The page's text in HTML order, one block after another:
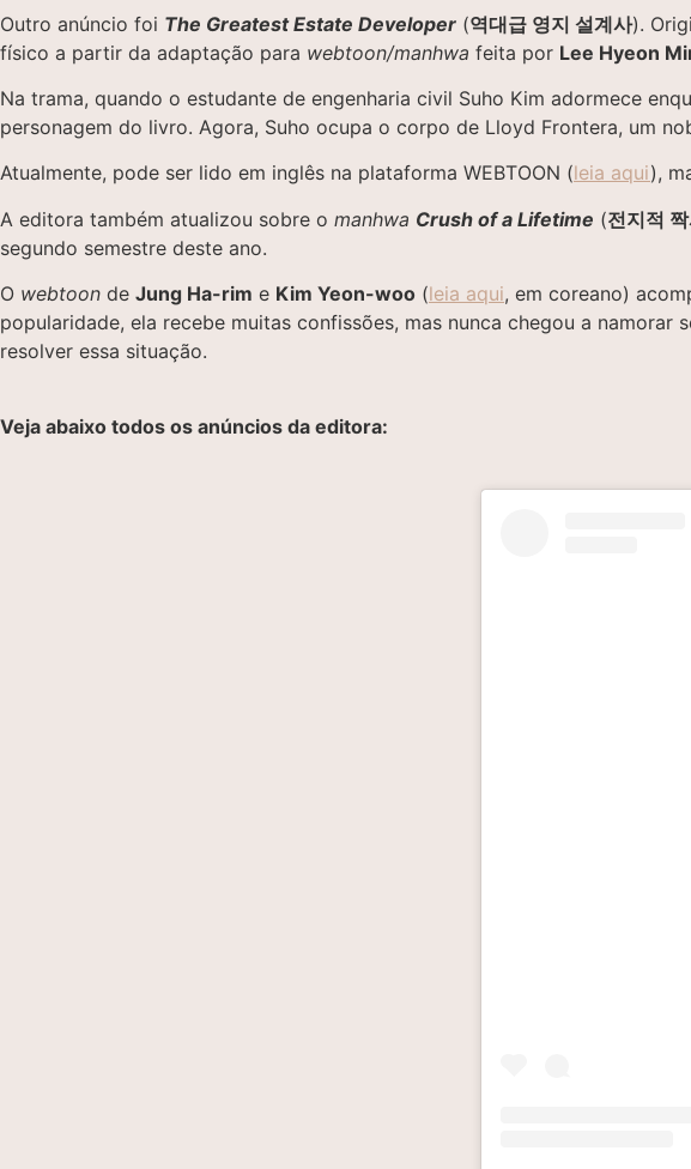
Outro anúncio foi The Greatest Estate Developer (역대급 영지 설계사).
físico a partir da adaptação para webtoon/manhwa feita por Lee Hyeon
Na trama, quando o estudante de engenharia civil Suho Kim adormece
personagem do livro. Agora, Suho ocupa o corpo de Lloyd Frontera, um
Atualmente, pode ser lido em inglês na plataforma WEBTOON (leia aqui),
A editora também atualizou sobre o manhwa Crush of a Lifetime (전지적
segundo semestre deste ano.
O webtoon de Jung Ha-rim e Kim Yeon-woo (leia aqui, em coreano)
popularidade, ela recebe muitas confissões, mas nunca chegou a
resolver essa situação.
Veja abaixo todos os anúncios da editora: